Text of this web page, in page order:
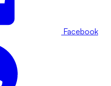
Facebook